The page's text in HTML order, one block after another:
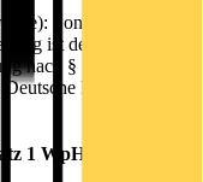
Sonstiges
ist der Emittent /
nach § 109 Absatz 2
Prüfstelle für
1 WpHG